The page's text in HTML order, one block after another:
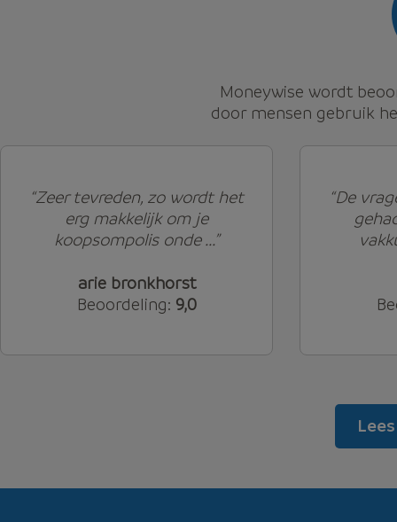
Moneywise wordt
door mensen gebruik
“Zeer tevreden, zo wordt het
erg makkelijk om je
koopsompolis onde ...”
arie bronkhorst
Beoordeling: 9,0
“De